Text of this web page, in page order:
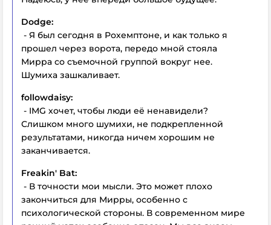
Dodge:
- Я был сегодня в Рохемптоне, и как только я
прошел через ворота, передо мной стояла
Мирра со съемочной группой вокруг нее.
Шумиха зашкаливает.
followdaisy:
- IMG хочет, чтобы люди её ненавидели?
Слишком много шумихи, не подкрепленной
результатами, никогда ничем хорошим не
заканчивается.
Freakin' Bat:
- В точности мои мысли. Это может плохо
закончиться для Мирры, особенно с
психологической стороны. В современном мире